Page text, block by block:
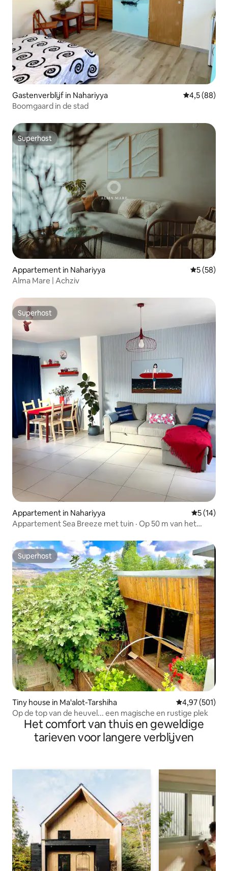
Gastenverblijf in Nahariyya Gemiddelde
4,5 (88)
Boomgaard in de stad
Superhost
Superhost
Appartement in Nahariyya
5 (58)
Alma Mare | Achziv
Superhost
Superhost
Appartement in Nahariyya
5 (14)
Appartement Sea Breeze met tuin · Op 50 m van het
Superhost
Superhost
Tiny house in Ma'alot-Tarshiha Gemiddelde
4,97 (501)
Op de top van de heuvel... een magische en rustige plek
Het comfort van thuis en geweldige
tarieven voor langere verblijven